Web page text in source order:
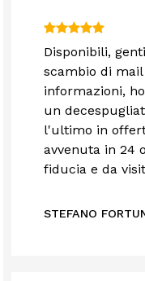
Disponibili,
scambio di
informazioni,
un
l'ultimo in
avvenuta in 24
fiducia e da
STEFANO